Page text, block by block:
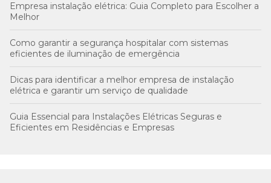
Empresa instalação elétrica: Guia Completo para Escolher a
Melhor
Como garantir a segurança hospitalar com sistemas
eficientes de iluminação de emergência
Dicas para identificar a melhor empresa de instalação
elétrica e garantir um serviço de qualidade
Guia Essencial para Instalações Elétricas Seguras e
Eficientes em Residências e Empresas